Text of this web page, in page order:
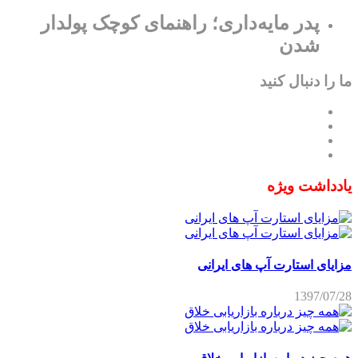
پدر مایه‌داری؛ راهنمای کوچک پولدار
شدن
ما را دنبال کنید
یادداشت ویژه
مزایای استارت آپ های ایرانی
1397/07/28